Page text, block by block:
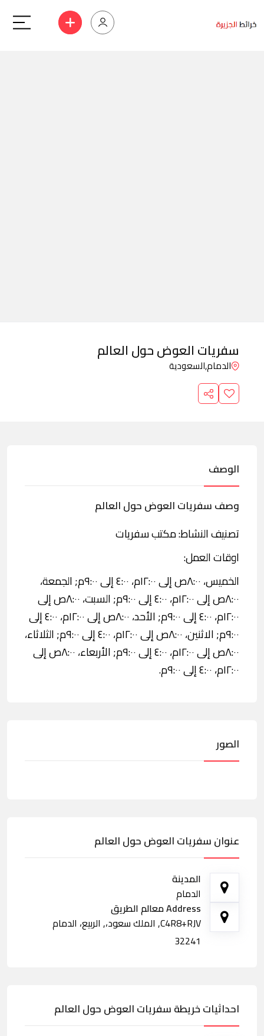
سفريات العوض حول العالم
الدمام,السعودية
الوصف
وصف سفريات العوض حول العالم
تصنيف النشاط: مكتب سفريات
اوقات العمل:
الخميس، ٨:٠٠ص إلى ١٢:٠٠م، ٤:٠٠ إلى ٩:٠٠م; الجمعة،
٨:٠٠ص إلى ١٢:٠٠م، ٤:٠٠ إلى ٩:٠٠م; السبت، ٨:٠٠ص إلى
١٢:٠٠م، ٤:٠٠ إلى ٩:٠٠م; الأحد، ٨:٠٠ص إلى ١٢:٠٠م، ٤:٠٠ إلى
٩:٠٠م; الاثنين، ٨:٠٠ص إلى ١٢:٠٠م، ٤:٠٠ إلى ٩:٠٠م; الثلاثاء،
٨:٠٠ص إلى ١٢:٠٠م، ٤:٠٠ إلى ٩:٠٠م; الأربعاء، ٨:٠٠ص إلى
١٢:٠٠م، ٤:٠٠ إلى ٩:٠٠م.
الصور
عنوان سفريات العوض حول العالم
المدينة
الدمام
Address معالم الطريق
C4R8+RJV, الملك سعود،, الربيع، الدمام
32241
احداثيات خريطة سفريات العوض حول العالم